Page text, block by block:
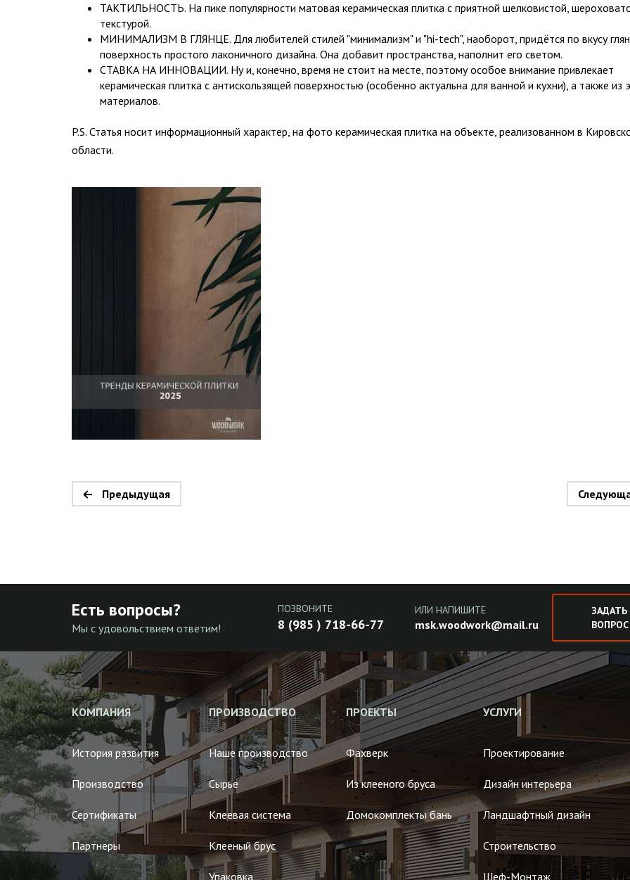
ТАКТИЛЬНОСТЬ. На пике популярности матовая керамическая плитка с приятной шелковистой,
текстурой.
МИНИМАЛИЗМ В ГЛЯНЦЕ. Для любителей стилей "минимализм" и "hi-tech", наоборот, придётся по вкусу
поверхность простого лаконичного дизайна. Она добавит пространства, наполнит его светом.
СТАВКА НА ИННОВАЦИИ. Ну и, конечно, время не стоит на месте, поэтому особое внимание привлекает
керамическая плитка с антискользящей поверхностью (особенно актуальна для ванной и кухни), а также из
материалов.
P.S. Статья носит информационный характер, на фото керамическая плитка на объекте, реализованном в
области.
Предыдущая
Есть вопросы?
Мы с удовольствием ответим!
ПОЗВОНИТЕ
8 (985 ) 718-66-77
ИЛИ НАПИШИТЕ
msk.woodwork@mail.ru
ЗАДАТЬ
ВОПРОС
КОМПАНИЯ
История развития
Производство
Сертификаты
Партнеры
ПРОИЗВОДСТВО
Наше производство
Сырье
Клеевая система
Клееный брус
Упаковка
ПРОЕКТЫ
Фахверк
Из клееного бруса
Домокомплекты бань
УСЛУГИ
Проектирование
Дизайн интерьера
Ландшафтный дизайн
Строительство
Шеф-Монтаж